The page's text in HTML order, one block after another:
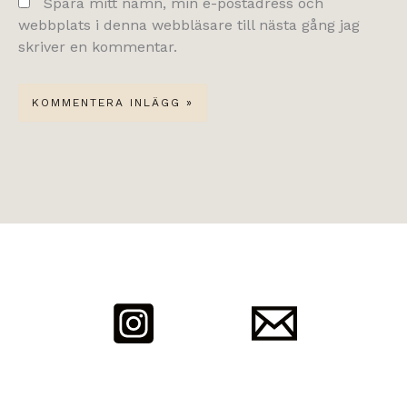
Spara mitt namn, min e-postadress och
webbplats i denna webbläsare till nästa gång jag
skriver en kommentar.